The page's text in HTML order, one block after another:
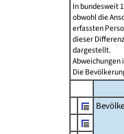
In bundesweit
obwohl die
erfassten
dieser
dargestellt.
Abweichungen
Die